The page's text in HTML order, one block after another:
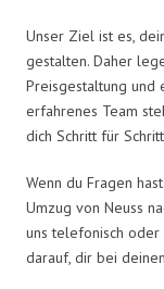
Unser Ziel ist es,
gestalten. Daher
Preisgestaltung und
erfahrenes Team
dich Schritt für
Wenn du Fragen
Umzug von Neuss
uns telefonisch oder
darauf, dir bei